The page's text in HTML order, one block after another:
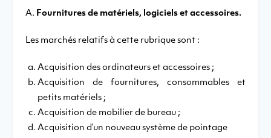
A. Fournitures de matériels, logiciels et accessoires.
Les marchés relatifs à cette rubrique sont :
Acquisition des ordinateurs et accessoires ;
Acquisition de fournitures, consommables et
petits matériels ;
Acquisition de mobilier de bureau ;
Acquisition d’un nouveau système de pointage